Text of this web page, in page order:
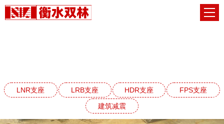
LNR支座 LRB支座 HDR支座
FPS支座
建筑减震